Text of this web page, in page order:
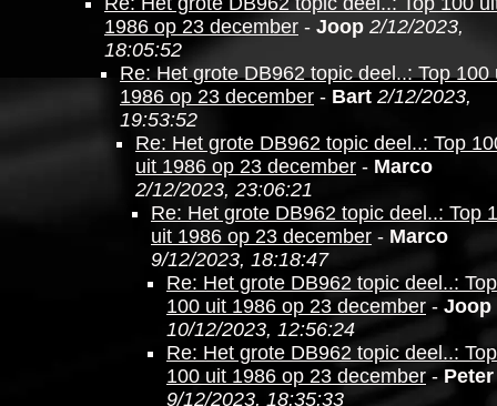
1986 op 23 december - Joop 2/12/2023,
18:05:52
Re: Het grote DB962 topic deel..: Top 100
1986 op 23 december - Bart 2/12/2023,
19:53:52
Re: Het grote DB962 topic deel..: Top
uit 1986 op 23 december - Marco
2/12/2023, 23:06:21
Re: Het grote DB962 topic deel..: Top
uit 1986 op 23 december - Marco
9/12/2023, 18:18:47
Re: Het grote DB962 topic deel..: Top
100 uit 1986 op 23 december - Joop
10/12/2023, 12:56:24
Re: Het grote DB962 topic deel..: Top
100 uit 1986 op 23 december - Peter
9/12/2023, 18:35:33